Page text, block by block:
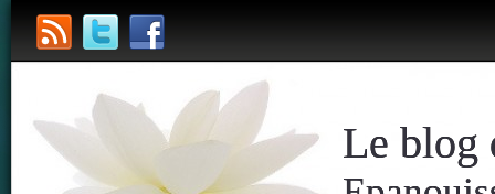
Le blog